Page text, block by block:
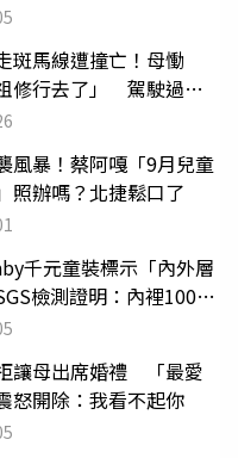
斑馬線遭撞亡！母慟
修行去了」 駕駛過失
風暴！蔡阿嘎「9月兒童
照辦嗎？北捷鬆口了
千元童裝標示「內外層
檢測證明：內裡100%
讓母出席婚禮 「最愛
怒開除：我看不起你